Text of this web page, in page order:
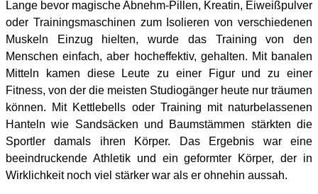
Lange bevor magische Abnehm-Pillen, Kreatin, Eiweißpulver
oder Trainingsmaschinen zum Isolieren von verschiedenen
Muskeln Einzug hielten, wurde das Training von den
Menschen einfach, aber hocheffektiv, gehalten. Mit banalen
Mitteln kamen diese Leute zu einer Figur und zu einer
Fitness, von der die meisten Studiogänger heute nur träumen
können. Mit Kettlebells oder Training mit naturbelassenen
Hanteln wie Sandsäcken und Baumstämmen stärkten die
Sportler damals ihren Körper. Das Ergebnis war eine
beeindruckende Athletik und ein geformter Körper, der in
Wirklichkeit noch viel stärker war als er ohnehin aussah.